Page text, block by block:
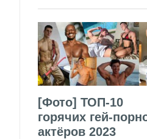
[Фото] ТОП-10
горячих гей-
актёров 2023